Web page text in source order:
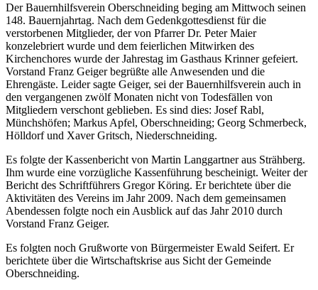
Der Bauernhilfsverein Oberschneiding beging am Mittwoch seinen
148. Bauernjahrtag. Nach dem Gedenkgottesdienst für die
verstorbenen Mitglieder, der von Pfarrer Dr. Peter Maier
konzelebriert wurde und dem feierlichen Mitwirken des
Kirchenchores wurde der Jahrestag im Gasthaus Krinner gefeiert.
Vorstand Franz Geiger begrüßte alle Anwesenden und die
Ehrengäste. Leider sagte Geiger, sei der Bauernhilfsverein auch in
den vergangenen zwölf Monaten nicht von Todesfällen von
Mitgliedern verschont geblieben. Es sind dies: Josef Rabl,
Münchshöfen; Markus Apfel, Oberschneiding; Georg Schmerbeck,
Hölldorf und Xaver Gritsch, Niederschneiding.
Es folgte der Kassenbericht von Martin Langgartner aus Strähberg.
Ihm wurde eine vorzügliche Kassenführung bescheinigt. Weiter der
Bericht des Schriftführers Gregor Köring. Er berichtete über die
Aktivitäten des Vereins im Jahr 2009. Nach dem gemeinsamen
Abendessen folgte noch ein Ausblick auf das Jahr 2010 durch
Vorstand Franz Geiger.
Es folgten noch Grußworte von Bürgermeister Ewald Seifert. Er
berichtete über die Wirtschaftskrise aus Sicht der Gemeinde
Oberschneiding.